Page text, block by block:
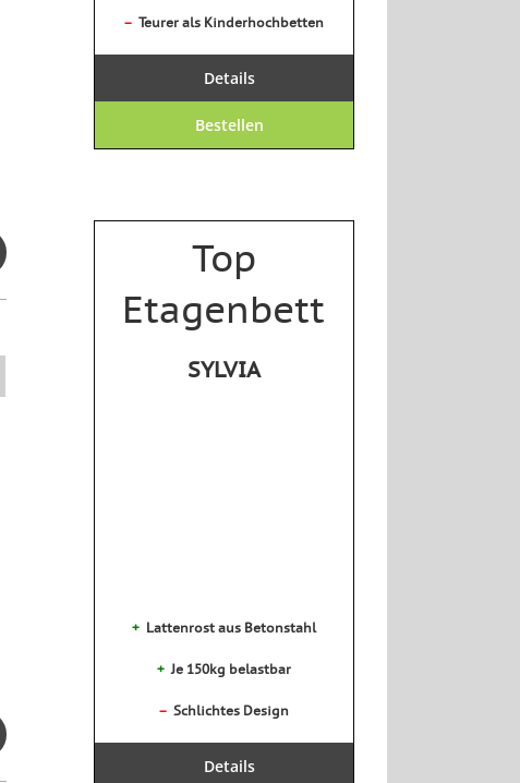
– Teurer als Kinderhochbetten
Details
Bestellen
Top
Etagenbett
SYLVIA
+Lattenrost aus Betonstahl
+Je 150kg belastbar
– Schlichtes Design
Details